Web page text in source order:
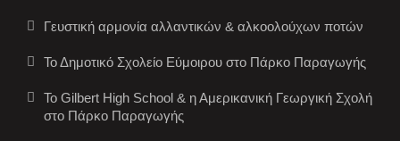
Γευστική αρμονία αλλαντικών & αλκοολούχων ποτών
Το Δημοτικό Σχολείο Εύμοιρου στο Πάρκο Παραγωγής
Το Gilbert High School & η Αμερικανική Γεωργική Σχολή
στο Πάρκο Παραγωγής